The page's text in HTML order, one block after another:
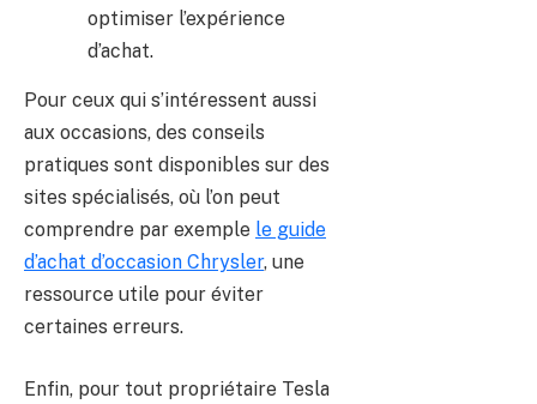
optimiser l’expérience
d’achat.
Pour ceux qui s’intéressent aussi
aux occasions, des conseils
pratiques sont disponibles sur des
sites spécialisés, où l’on peut
comprendre par exemple le guide
d’achat d’occasion Chrysler, une
ressource utile pour éviter
certaines erreurs.
Enfin, pour tout propriétaire Tesla